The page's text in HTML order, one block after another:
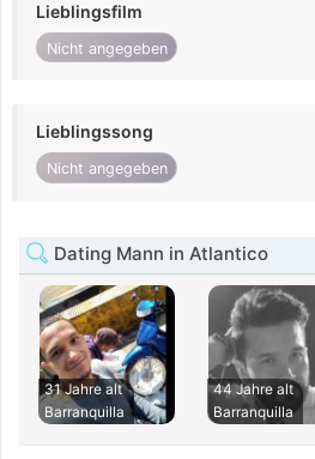
Lieblingsfilm
Nicht angegeben
Lieblingssong
Nicht angegeben
Dating Mann in Atlantico
31 Jahre alt
Barranquilla
44 Jahre alt
Barranquilla